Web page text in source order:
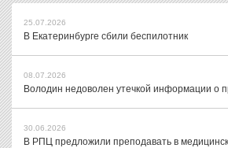
25.07.2026
В Екатеринбурге сбили беспилотник
08.07.2026
Володин недоволен утечкой информации о
30.06.2026
В РПЦ предложили преподавать в